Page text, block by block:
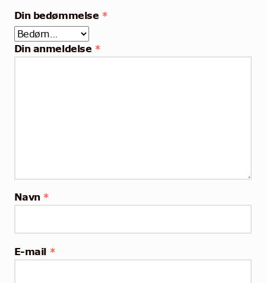
Din bedømmelse *
Din anmeldelse *
Navn *
E-mail *